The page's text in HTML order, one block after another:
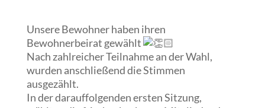
Unsere Bewohner haben ihren
Bewohnerbeirat gewählt
Nach zahlreicher Teilnahme an der Wahl,
wurden anschließend die Stimmen
ausgezählt.
In der darauffolgenden ersten Sitzung,